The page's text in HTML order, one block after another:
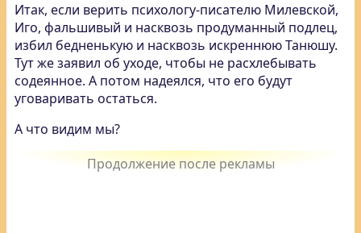
Итак, если верить психологу-писателю Милевской,
Иго, фальшивый и насквозь продуманный подлец,
избил бедненькую и насквозь искреннюю Танюшу.
Тут же заявил об уходе, чтобы не расхлебывать
содеянное. А потом надеялся, что его будут
уговаривать остаться.
А что видим мы?